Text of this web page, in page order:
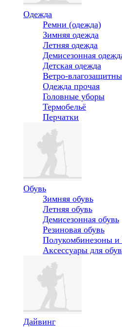
Одежда
Ремни (одежда)
Зимняя одежда
Летняя одежда
Демисезонная
Детская одежда
Ветро-
Одежда прочая
Головные уборы
Термобельё
Перчатки
Обувь
Зимняя обувь
Летняя обувь
Демисезонная обувь
Резиновая обувь
Полукомбинезоны и
Аксессуары для
Дайвинг